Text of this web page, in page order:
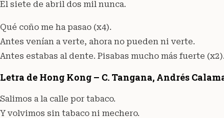
El siete de abril dos mil nunca.
Qué coño me ha pasao (x4).
Antes venían a verte, ahora no pueden ni verte.
Antes estabas al dente. Pisabas mucho más fuerte (x2).
Letra de Hong Kong – C. Tangana, Andrés
Salimos a la calle por tabaco.
Y volvimos sin tabaco ni mechero.